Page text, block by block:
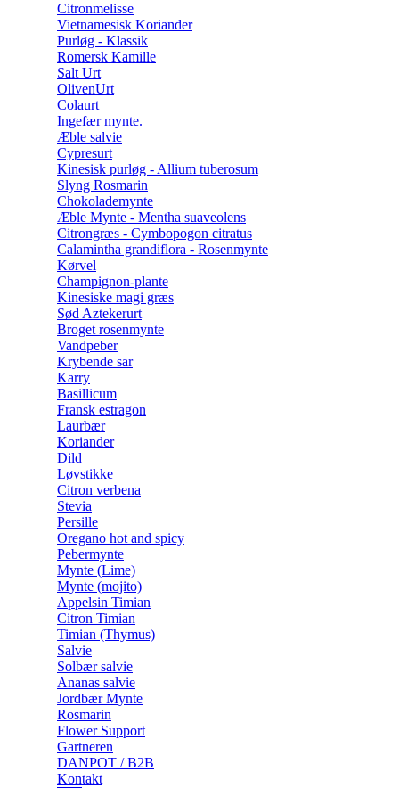
Citronmelisse
Vietnamesisk Koriander
Purløg - Klassik
Romersk Kamille
Salt Urt
OlivenUrt
Colaurt
Ingefær mynte.
Æble salvie
Cypresurt
Kinesisk purløg - Allium tuberosum
Slyng Rosmarin
Chokolademynte
Æble Mynte - Mentha suaveolens
Citrongræs - Cymbopogon citratus
Calamintha grandiflora - Rosenmynte
Kørvel
Champignon-plante
Kinesiske magi græs
Sød Aztekerurt
Broget rosenmynte
Vandpeber
Krybende sar
Karry
Basillicum
Fransk estragon
Laurbær
Koriander
Dild
Løvstikke
Citron verbena
Stevia
Persille
Oregano hot and spicy
Pebermynte
Mynte (Lime)
Mynte (mojito)
Appelsin Timian
Citron Timian
Timian (Thymus)
Salvie
Solbær salvie
Ananas salvie
Jordbær Mynte
Rosmarin
Flower Support
Gartneren
DANPOT / B2B
Kontakt